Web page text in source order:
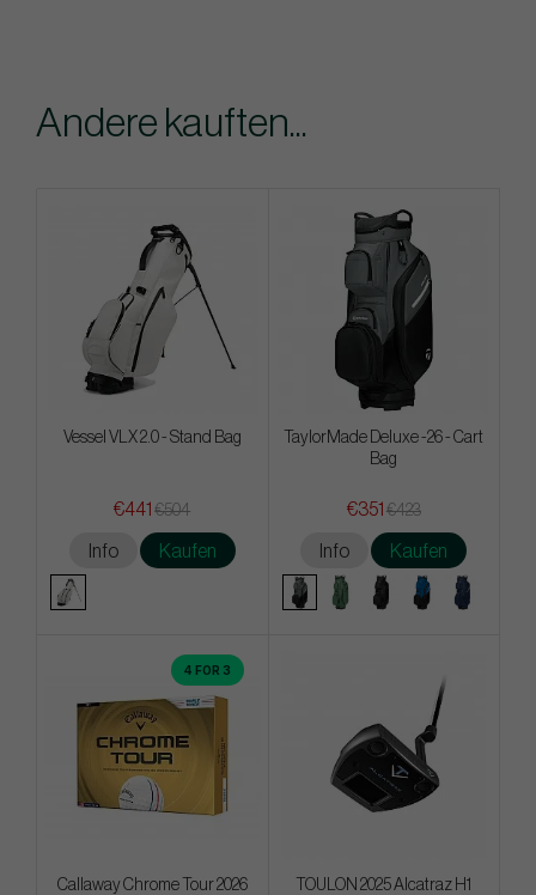
Andere kauften...
Vessel VLX 2.0 - Stand Bag
€441 €504
Info Kaufen
TaylorMade Deluxe -26 - Cart
Bag
€351 €423
Info Kaufen
4 FOR 3
Callaway Chrome Tour 2026
TOULON 2025 Alcatraz H1